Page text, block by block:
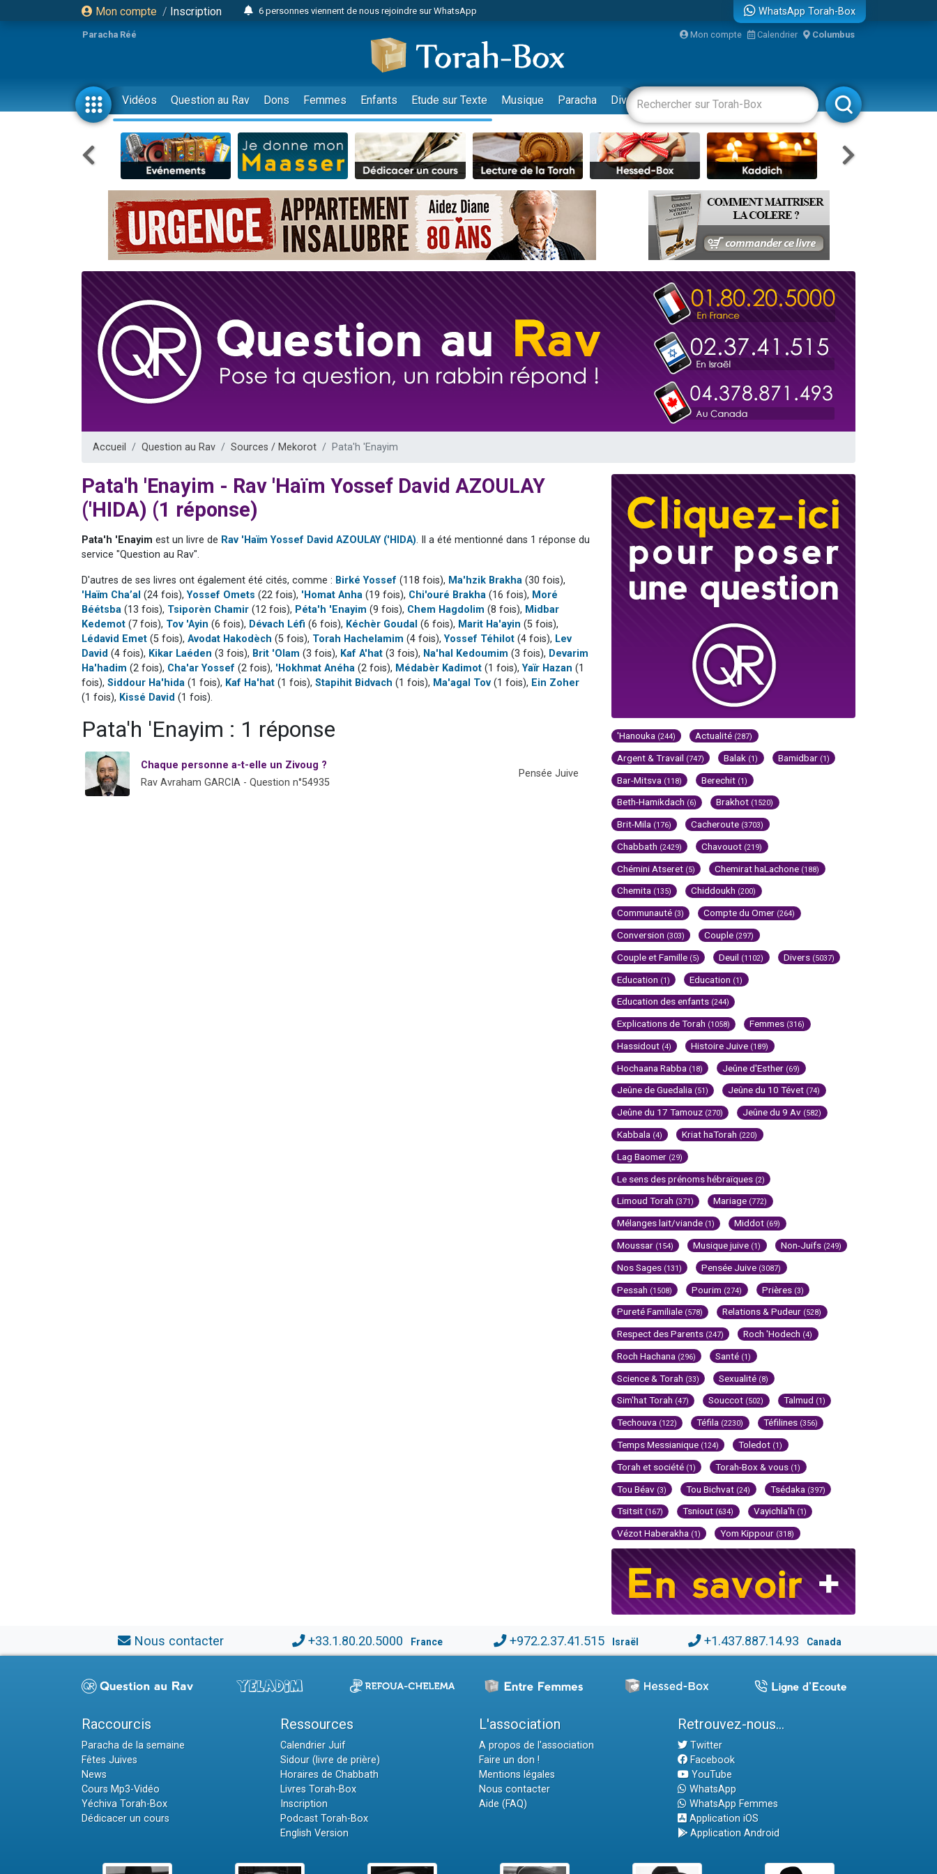
Mon compte / Inscription
6 personnes viennent de nous rejoindre sur WhatsApp
2 personnes viennent de faire un don pour 1 Journée de Vacances Pour les Enfants
17 personnes viennent de demander une bénédiction
4 personnes viennent de nous rejoindre sur WhatsApp
Il reste 49 places pour étudier en groupe sur Zoom
23 personnes viennent de faire un don pour Diane, 80 ans, dans un appartement insalubre
Eva vient de donner son Maasser
4 personnes viennent de nous rejoindre sur WhatsApp
3 personnes viennent de nous rejoindre sur WhatsApp
3 personnes viennent de faire un don pour 5 jours de vacances aux Orphelins
Odaya vient de donner son Maasser
13 personnes viennent de demander une bénédiction
2 personnes viennent de nous rejoindre sur WhatsApp
30 personnes viennent de faire un don pour Sauvez la jambe de Yohan
Il reste 49 places pour étudier en groupe sur Zoom
12 nouvelles musiques dans Torah-Box Music
3 personnes viennent de nous rejoindre sur WhatsApp
2 personnes viennent de nous rejoindre sur WhatsApp
WhatsApp Torah-Box
Paracha Réé Mon compte Calendrier Columbus
Vidéos Question au Rav Dons Femmes Enfants Etude sur Texte Musique Paracha Divertissements Livres Rabbanim
Accueil Question au Rav Sources / Mekorot Pata'h 'Enayim
Pata'h 'Enayim - Rav 'Haïm Yossef David AZOULAY
('HIDA) (1 réponse)
Pata'h 'Enayim est un livre de Rav 'Haïm Yossef David AZOULAY ('HIDA). Il a été mentionné dans 1 réponse du
service "Question au Rav".
D'autres de ses livres ont également été cités, comme : Birké Yossef (118 fois), Ma'hzik Brakha (30 fois),
'Haïm Cha’al (24 fois),Yossef Omets (22 fois), 'Homat Anha (19 fois), Chi'ouré Brakha (16 fois), Moré
Béétsba (13 fois), Tsiporèn Chamir (12 fois), Péta'h 'Enayim (9 fois), Chem Hagdolim (8 fois), Midbar
Kedemot (7 fois), Tov 'Ayin (6 fois), Dévach Léfi (6 fois), Kéchèr Goudal (6 fois), Marit Ha'ayin (5 fois),
Lédavid Emet (5 fois), Avodat Hakodèch (5 fois), Torah Hachelamim (4 fois),Yossef Téhilot (4 fois), Lev
David (4 fois), Kikar Laéden (3 fois), Brit 'Olam (3 fois), Kaf A'hat (3 fois), Na'hal Kedoumim (3 fois), Devarim
Ha'hadim (2 fois), Cha'ar Yossef (2 fois), 'Hokhmat Anéha (2 fois), Médabèr Kadimot (1 fois),Yaïr Hazan (1
fois), Siddour Ha'hida (1 fois), Kaf Ha'hat (1 fois), Stapihit Bidvach (1 fois), Ma'agal Tov (1 fois), Ein Zoher
(1 fois), Kissé David (1 fois).
Pata'h 'Enayim : 1 réponse
Chaque personne a-t-elle un Zivoug ?
Rav Avraham GARCIA - Question n°54935
Pensée Juive
'Hanouka (244) Actualité (287)
Argent & Travail (747) Balak (1) Bamidbar (1)
Bar-Mitsva (118) Berechit (1)
Beth-Hamikdach (6) Brakhot (1520)
Brit-Mila (176) Cacheroute (3703)
Chabbath (2429) Chavouot (219)
Chémini Atseret (5) Chemirat haLachone (188)
Chemita (135) Chiddoukh (200)
Communauté (3) Compte du Omer (264)
Conversion (303) Couple (297)
Couple et Famille (5) Deuil (1102) Divers (5037)
Education (1) Education (1)
Education des enfants (244)
Explications de Torah (1058) Femmes (316)
Hassidout (4) Histoire Juive (189)
Hochaana Rabba (18) Jeûne d'Esther (69)
Jeûne de Guedalia (51) Jeûne du 10 Tévet (74)
Jeûne du 17 Tamouz (270) Jeûne du 9 Av (582)
Kabbala (4) Kriat haTorah (220)
Lag Baomer (29)
Le sens des prénoms hébraïques (2)
Limoud Torah (371) Mariage (772)
Mélanges lait/viande (1) Middot (69)
Moussar (154) Musique juive (1) Non-Juifs (249)
Nos Sages (131) Pensée Juive (3087)
Pessah (1508) Pourim (274) Prières (3)
Pureté Familiale (578) Relations & Pudeur (528)
Respect des Parents (247) Roch 'Hodech (4)
Roch Hachana (296) Santé (1)
Science & Torah (33) Sexualité (8)
Sim'hat Torah (47) Souccot (502) Talmud (1)
Techouva (122) Téfila (2230) Téfilines (356)
Temps Messianique (124) Toledot (1)
Torah et société (1) Torah-Box & vous (1)
Tou Béav (3) Tou Bichvat (24) Tsédaka (397)
Tsitsit (167) Tsniout (634) Vayichla'h (1)
Vézot Haberakha (1) Yom Kippour (318)
Nous contacter +33.1.80.20.5000 France +972.2.37.41.515 Israël +1.437.887.14.93 Canada
Raccourcis
Paracha de la semaine
Fêtes Juives
News
Cours Mp3-Vidéo
Yéchiva Torah-Box
Dédicacer un cours
Ressources
Calendrier Juif
Sidour (livre de prière)
Horaires de Chabbath
Livres Torah-Box
Inscription
Podcast Torah-Box
English Version
L'association
A propos de l'association
Faire un don !
Mentions légales
Nous contacter
Aide (FAQ)
Retrouvez-nous...
Twitter
Facebook
YouTube
WhatsApp
WhatsApp Femmes
Application iOS
Application Android